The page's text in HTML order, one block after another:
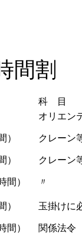
間割
科 目
）
）
間）
オリエン
クレーン
クレーン
〃
）
間）
玉掛けに
関係法令